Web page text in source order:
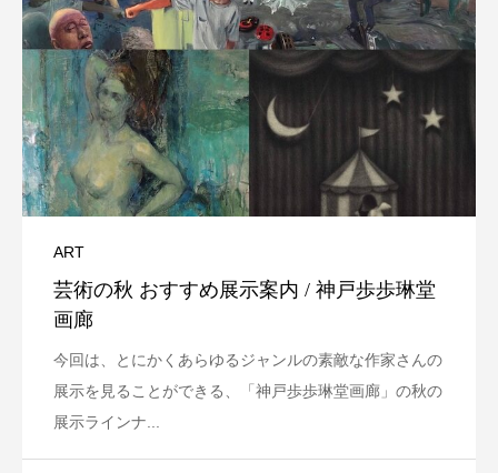
ART
芸術の秋 おすすめ展示案内 / 神戸歩歩琳堂
画廊
今回は、とにかくあらゆるジャンルの素敵な作家さんの
展示を見ることができる、「神戸歩歩琳堂画廊」の秋の
展示ラインナ...